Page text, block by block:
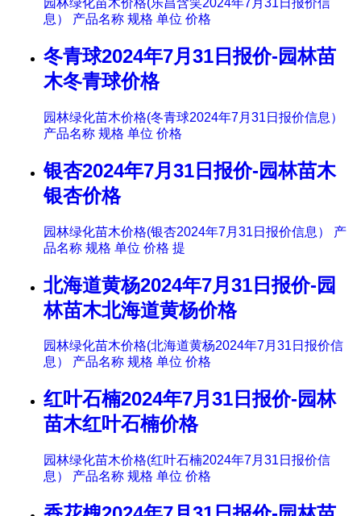
园林绿化苗木价格(乐昌含笑2024年7月31日报价信
息） 产品名称 规格 单位 价格
冬青球2024年7月31日报价-园林苗
木冬青球价格
园林绿化苗木价格(冬青球2024年7月31日报价信息）
产品名称 规格 单位 价格
银杏2024年7月31日报价-园林苗木
银杏价格
园林绿化苗木价格(银杏2024年7月31日报价信息） 产
品名称 规格 单位 价格 提
北海道黄杨2024年7月31日报价-园
林苗木北海道黄杨价格
园林绿化苗木价格(北海道黄杨2024年7月31日报价信
息） 产品名称 规格 单位 价格
红叶石楠2024年7月31日报价-园林
苗木红叶石楠价格
园林绿化苗木价格(红叶石楠2024年7月31日报价信
息） 产品名称 规格 单位 价格